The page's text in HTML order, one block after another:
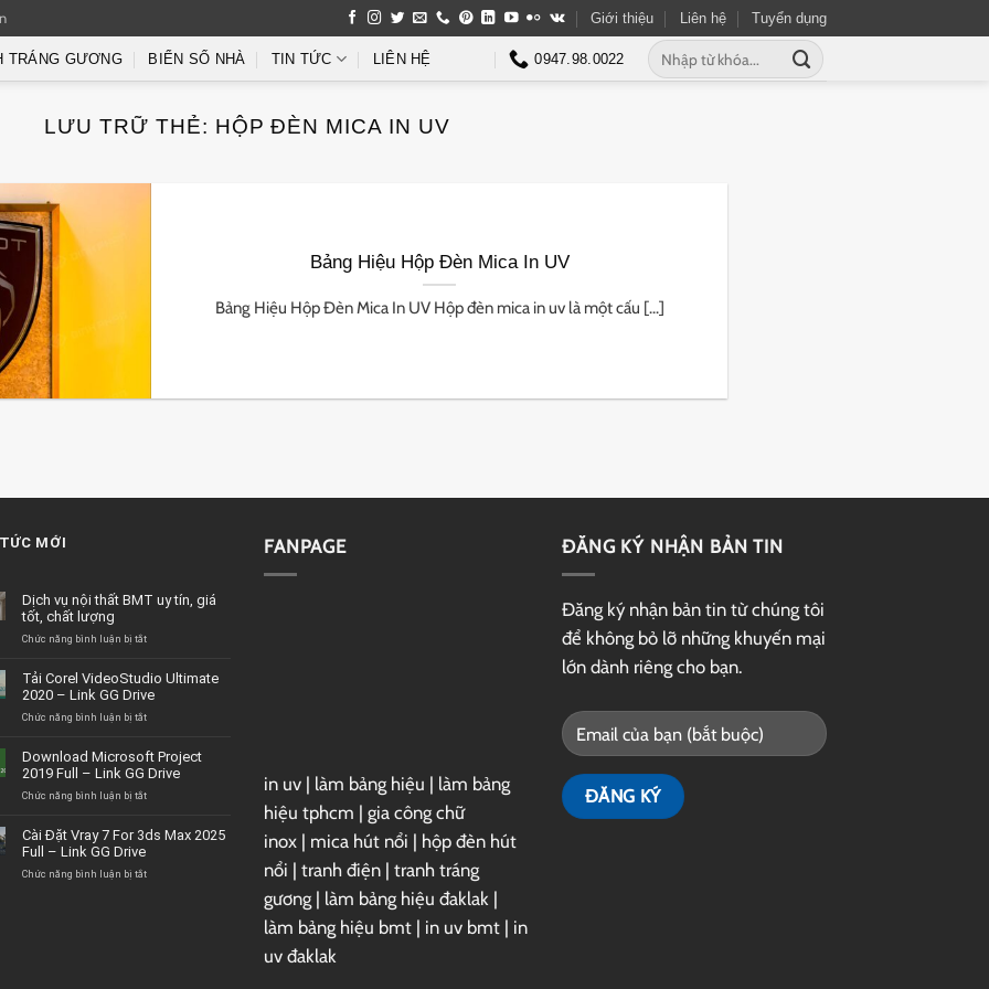
Giới thiệu Liên hệ Tuyển dụng
TRÁNG GƯƠNG BIỂN SỐ NHÀ TIN TỨC LIÊN HỆ 0947.98.0022
Tìm
kiếm:
LƯU TRỮ THẺ: HỘP ĐÈN MICA IN UV
Bảng Hiệu Hộp Đèn Mica In UV
Bảng Hiệu Hộp Đèn Mica In UV Hộp đèn mica in uv là một cấu [...]
MỚI
Dịch vụ nội thất BMT uy tín, giá
tốt, chất lượng
Chức năng bình luận bị tắtở
nội
thất
BMT
giá
tốt,
chất
Tải Corel VideoStudio Ultimate
2020 – Link GG Drive
Chức năng bình luận bị tắtở
VideoStudio
Ultimate
2020
GG
Download Microsoft Project
2019 Full – Link GG Drive
Chức năng bình luận bị tắtở
Project
Full
Cài Đặt Vray 7 For 3ds Max 2025
Full – Link GG Drive
Chức năng bình luận bị tắtở
FANPAGE
in uv | làm bảng hiệu | làm bảng
hiệu tphcm | gia công chữ
inox | mica hút nổi | hộp đèn hút
nổi | tranh điện | tranh tráng
gương | làm bảng hiệu đaklak |
làm bảng hiệu bmt | in uv bmt | in
uv đaklak
ĐĂNG KÝ NHẬN BẢN TIN
Đăng ký nhận bản tin từ chúng tôi
để không bỏ lỡ những khuyến mại
lớn dành riêng cho bạn.